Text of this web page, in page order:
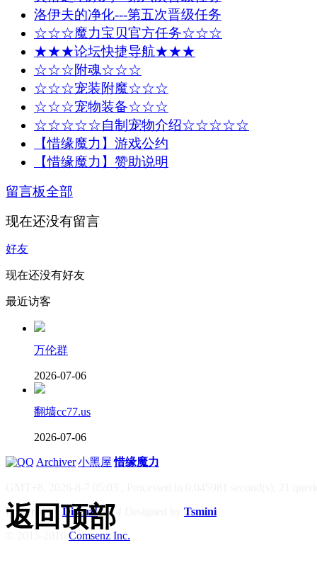
洛伊夫的净化---第五次晋级任务
☆☆☆魔力宝贝官方任务☆☆☆
★★★论坛快捷导航★★★
☆☆☆附魂☆☆☆
☆☆☆宠装附魔☆☆☆
☆☆☆宠物装备☆☆☆
☆☆☆☆☆自制宠物介绍☆☆☆☆☆
【惜缘魔力】游戏公约
【惜缘魔力】赞助说明
留言板全部
现在还没有留言
好友
现在还没有好友
最近访客
万伦群
2026-07-06
翻墙cc77.us
2026-07-06
Archiver|小黑屋|惜缘魔力
Powered byDiscuz! X3.4
Tsmini
Comsenz Inc.
返回顶部